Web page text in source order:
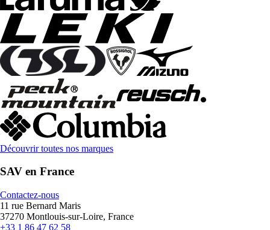
Découvrir toutes nos marques
SAV en France
Contactez-nous
11 rue Bernard Maris
37270 Montlouis-sur-Loire, France
+33 1 86 47 62 58